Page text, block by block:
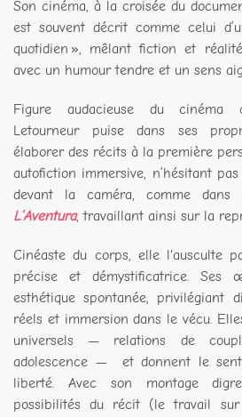
Son cinéma, à la croisée du
est souvent décrit comme celui
quotidien », mêlant fiction et
avec un humour tendre et un sens
Figure audacieuse du cinéma
Letourneur puise dans ses
élaborer des récits à la première
autofiction immersive, n’hésitant
devant la caméra, comme dans
L’Aventura, travaillant ainsi sur la
Cinéaste du corps, elle l'ausculte
précise et démystificatrice. Ses
esthétique spontanée, privilégiant
réels et immersion dans le vécu.
universels — relations de
adolescence — et donnent le
liberté. Avec son montage
possibilités du récit (le travail